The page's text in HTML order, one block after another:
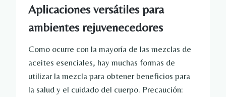
Aplicaciones versátiles para
ambientes rejuvenecedores
Como ocurre con la mayoría de las mezclas de
aceites esenciales, hay muchas formas de
utilizar la mezcla para obtener beneficios para
la salud y el cuidado del cuerpo. Precaución: